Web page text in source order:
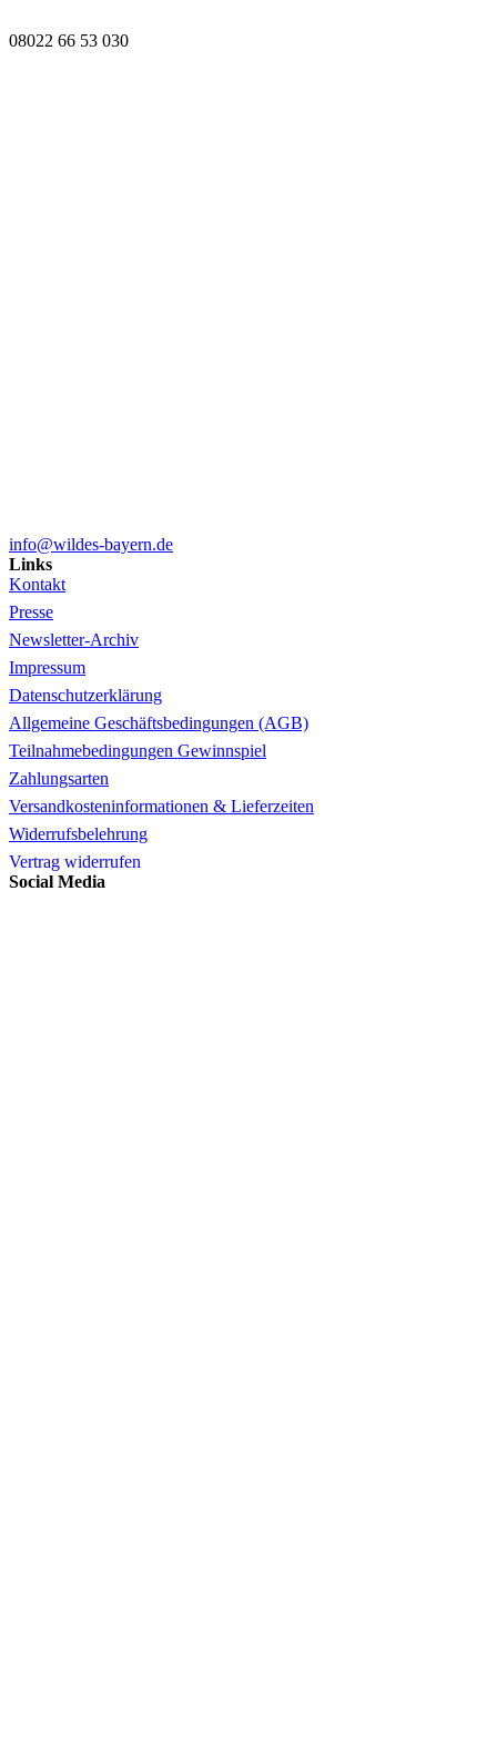
08022 66 53 030
info@wildes-bayern.de
Links
Kontakt
Presse
Newsletter-Archiv
Impressum
Datenschutzerklärung
Allgemeine Geschäftsbedingungen (AGB)
Teilnahmebedingungen Gewinnspiel
Zahlungsarten
Versandkosteninformationen & Lieferzeiten
Widerrufsbelehrung
Vertrag widerrufen
Social Media